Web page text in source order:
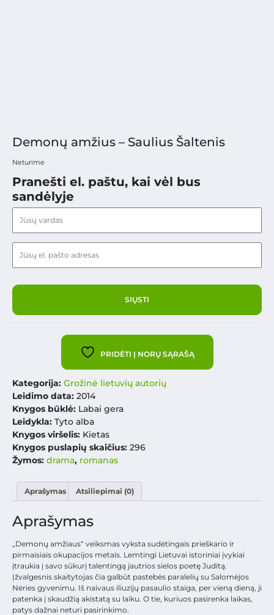
Demonų amžius – Saulius Šaltenis
Neturime
Pranešti el. paštu, kai vėl bus
sandėlyje
PRIDĖTI Į NORŲ SĄRAŠĄ
Kategorija: Grožinė lietuvių autorių
Leidimo data: 2014
Knygos būklė: Labai gera
Leidykla: Tyto alba
Knygos viršelis: Kietas
Knygos puslapių skaičius: 296
Žymos: drama, romanas
Aprašymas Atsiliepimai (0)
Aprašymas
„Demonų amžiaus“ veiksmas vyksta sudėtingais prieškario ir
pirmaisiais okupacijos metais. Lemtingi Lietuvai istoriniai įvykiai
įtraukia į savo sūkurį talentingą jautrios sielos poetę Juditą.
Įžvalgesnis skaitytojas čia galbūt pastebės paralelių su Salomėjos
Nėries gyvenimu. Iš naivaus iliuzijų pasaulio staiga, per vieną dieną, ji
patenka į skaudžią akistatą su laiku. O tie, kuriuos pasirenka laikas,
patys dažnai neturi pasirinkimo.